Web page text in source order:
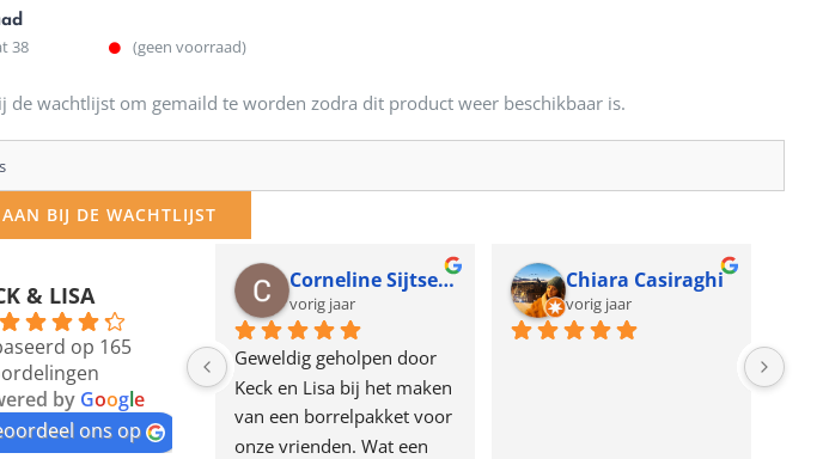
38 (geen voorraad)
de wachtlijst om gemaild te worden zodra dit product weer beschikbaar is.
BIJ DE WACHTLIJST
& LISA
op 165
by Google
ons op
12 maanden geleden
in hemelsnaam
op de
laten lopen? Waar
nu de design
Corneline Sijtsema
vorig jaar
Geweldig geholpen door
Keck en Lisa bij het maken
van een borrelpakket voor
onze vrienden. Wat een
Chiara Casiraghi
vorig jaar